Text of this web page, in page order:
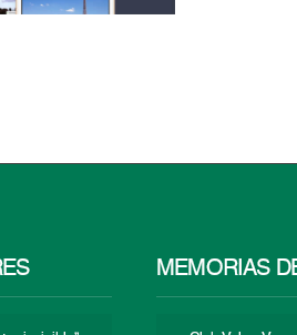
MEMORIAS